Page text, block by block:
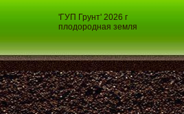
'ГУП Грунт' 2026 г
плодородная земля